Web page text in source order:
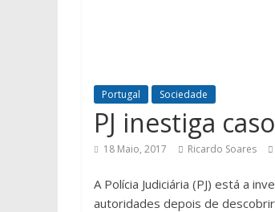
Portugal Sociedade
PJ inestiga
18 Maio, 2017 Ricardo Soares
A Polícia Judiciária (PJ) está a
autoridades depois de